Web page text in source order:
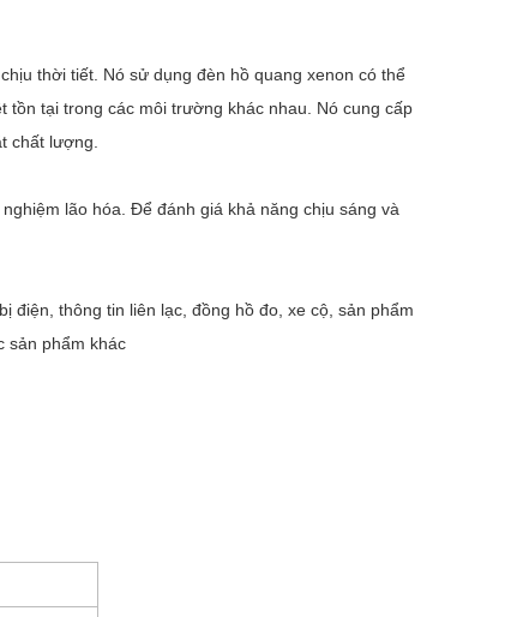
thời tiết. Nó sử dụng đèn hồ quang xenon có thể
tồn tại trong các môi trường khác nhau. Nó cung cấp
chất lượng.
lão hóa. Để đánh giá khả năng chịu sáng và
điện, thông tin liên lạc, đồng hồ đo, xe cộ, sản phẩm
sản phẩm khác